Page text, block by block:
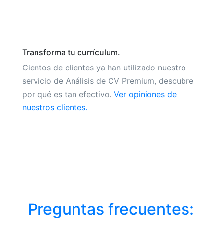
Transforma tu currículum.
Cientos de clientes ya han utilizado nuestro
servicio de Análisis de CV Premium, descubre
por qué es tan efectivo. Ver opiniones de
nuestros clientes.
Preguntas frecuentes: